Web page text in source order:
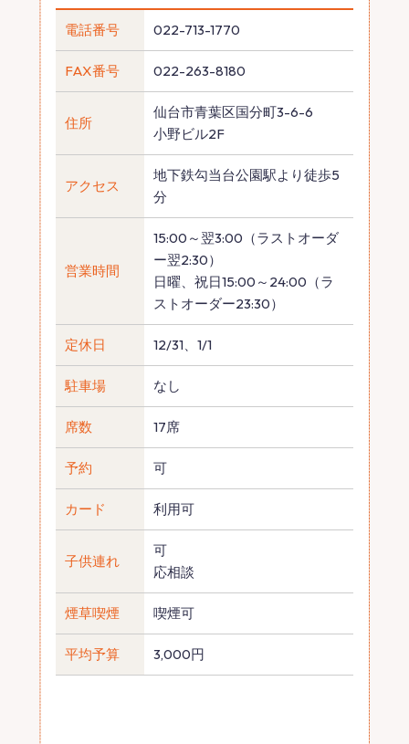
電話番号 022-713-1770
FAX番号 022-263-8180
住所
仙台市青葉区国分町3-6-6
小野ビル2F
アクセス
地下鉄勾当台公園駅より徒歩5
分
営業時間
15:00～翌3:00（ラストオーダ
ー翌2:30）
日曜、祝日15:00～24:00（ラ
ストオーダー23:30）
定休日 12/31、1/1
駐車場 なし
席数 17席
予約 可
カード 利用可
子供連れ
可
応相談
煙草喫煙 喫煙可
平均予算 3,000円